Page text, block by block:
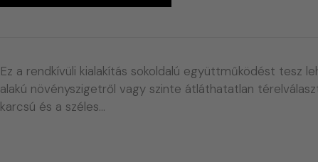
Ez a rendkívüli kialakítás sokoldalú együttműködést tesz
alakú növényszigetről vagy szinte átláthatatlan
karcsú és a széles…